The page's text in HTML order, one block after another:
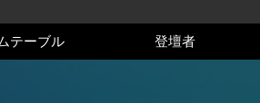
テーブル 登壇者